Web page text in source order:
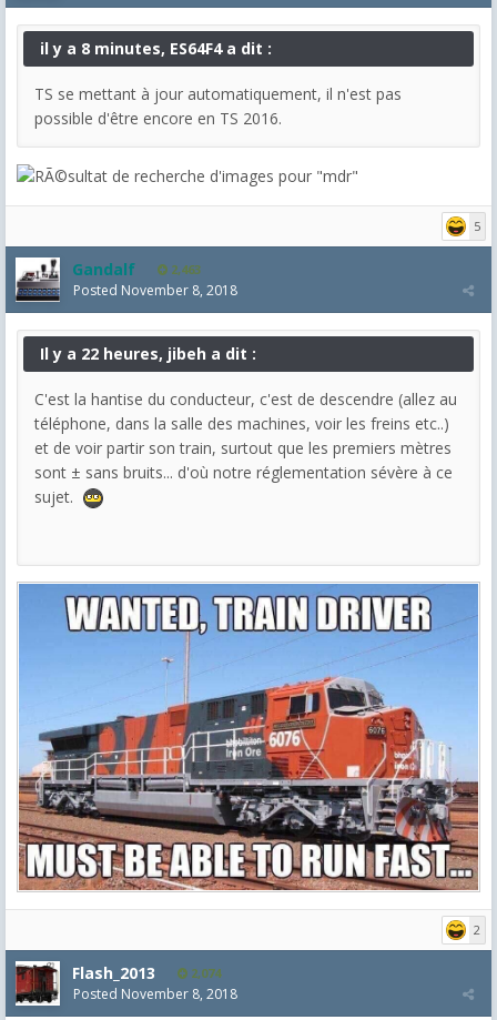
il y a 8 minutes, ES64F4 a dit :
TS se mettant à jour automatiquement, il n'est pas
possible d'être encore en TS 2016.
5
Gandalf 2,463
Posted November 8, 2018
Il y a 22 heures, jibeh a dit :
C'est la hantise du conducteur, c'est de descendre (allez au
téléphone, dans la salle des machines, voir les freins etc..)
et de voir partir son train, surtout que les premiers mètres
sont ± sans bruits... d'où notre réglementation sévère à ce
sujet.
2
Flash_2013 2,074
Posted November 8, 2018